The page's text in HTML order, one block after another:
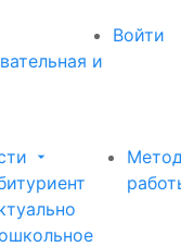
Войти
и